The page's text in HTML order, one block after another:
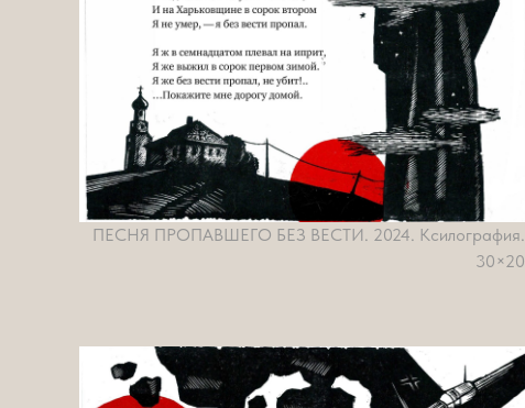
ПЕСНЯ ПРОПАВШЕГО БЕЗ ВЕСТИ. 2024. Ксилография.
30×20